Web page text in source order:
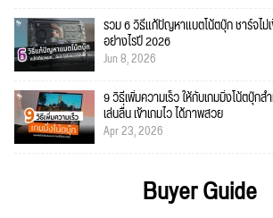
รวม 6 วิธีแก้ปัญหาแบตโน้ตบุ๊ก ชาร์จไม่
อย่างไรปี 2026
Jun 8, 2026
9 วิธีเพิ่มความเร็ว ให้กับเกมมิ่งโน้ตบุ๊กส
เล่นลื่น เข้าเกมไว ได้ภาพสวย
Apr 23, 2026
Buyer Guide